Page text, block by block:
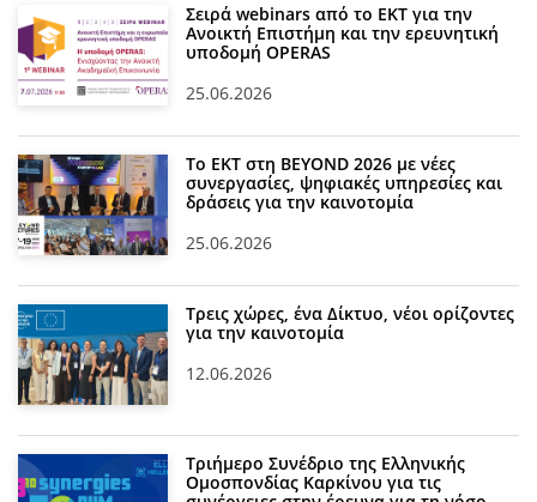
Σειρά webinars από το ΕΚΤ για την
Ανοικτή Επιστήμη και την ερευνητική
υποδομή OPERAS
25.06.2026
Το ΕΚΤ στη BEYOND 2026 με νέες
συνεργασίες, ψηφιακές υπηρεσίες και
δράσεις για την καινοτομία
25.06.2026
Τρεις χώρες, ένα Δίκτυο, νέοι ορίζοντες
για την καινοτομία
12.06.2026
Τριήμερο Συνέδριο της Ελληνικής
Ομοσπονδίας Καρκίνου για τις